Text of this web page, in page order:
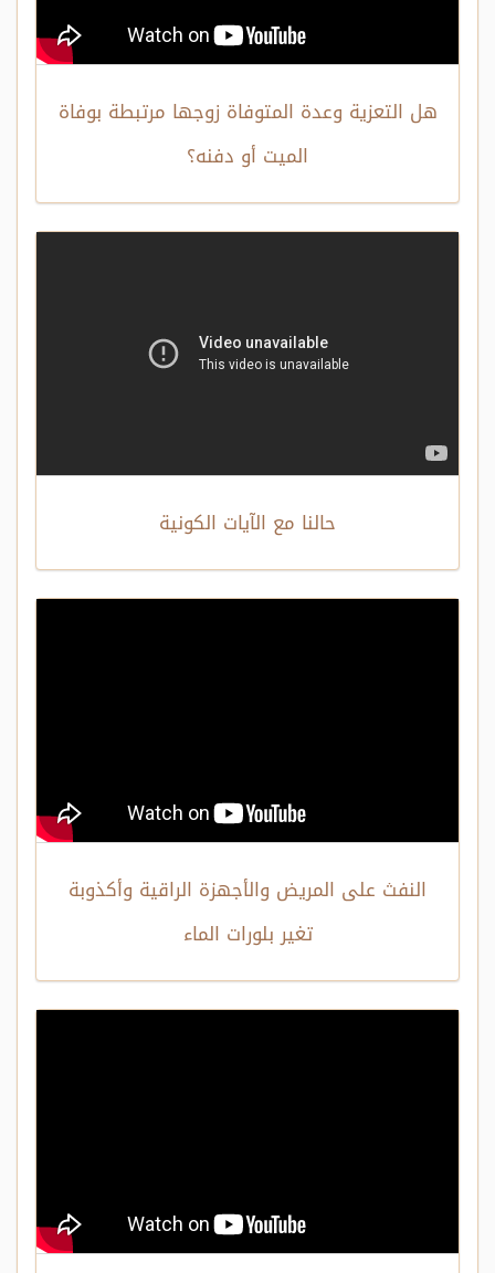
هل التعزية وعدة المتوفاة زوجها مرتبطة بوفاة
الميت أو دفنه؟
حالنا مع الآيات الكونية
النفث على المريض والأجهزة الراقية وأكذوبة
تغير بلورات الماء